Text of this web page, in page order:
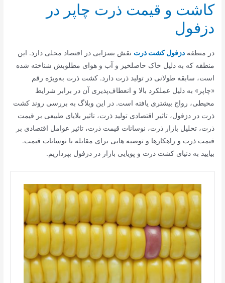
کاشت و قیمت ذرت چاپر در
دزفول
در منطقهدزفول کشت ذرت نقش بسزایی در اقتصاد محلی دارد. این
منطقه که به دلیل خاک حاصلخیز و آب و هوای مطلوبش شناخته شده
است، سابقه طولانی در تولید ذرت دارد. کشت ذرت به‌ویژه رقم
«چاپر» به دلیل عملکرد بالا و انعطاف‌پذیری آن در برابر شرایط
محیطی، رواج بیشتری یافته است. در این وبلاگ به بررسی روند کشت
ذرت در دزفول، تاثیر اقتصادی تولید ذرت، تاثیر بلایای طبیعی بر قیمت
ذرت، تحلیل بازار ذرت، نوسانات قیمت ذرت، تاثیر عوامل اقتصادی بر
قیمت ذرت و راهکارها و توصیه هایی برای مقابله با نوسانات قیمت.
بیایید به دنیای کشت ذرت و پویایی بازار در دزفول بپردازیم.